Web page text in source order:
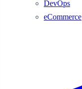
DevOps
eCommerce